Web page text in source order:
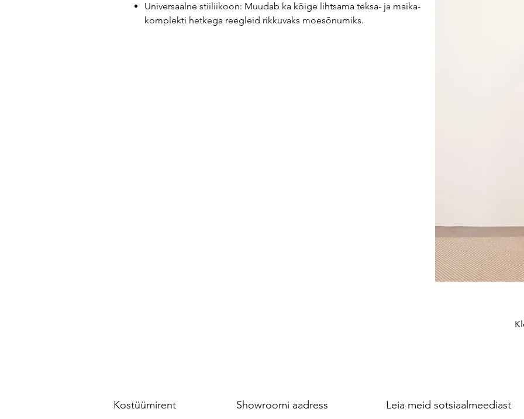
Universaalne stiiliikoon: Muudab ka kõige lihtsama teksa- ja maika-
komplekti hetkega reegleid rikkuvaks moesõnumiks.
Kostüümirent Showroomi aadress Leia meid sotsiaalmeediast